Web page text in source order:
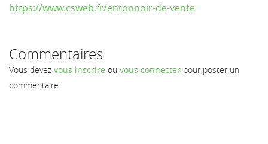
https://www.csweb.fr/entonnoir-de-vente
Commentaires
Vous devez vous inscrire ou vous connecter pour poster un
commentaire